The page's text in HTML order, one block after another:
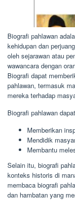
Biografi pahlawan
kehidupan dan
oleh sejarawan atau
wawancara dengan
Biografi dapat
pahlawan, termasuk
mereka terhadap
Biografi pahlawan
Memberikan
Mendidik
Membantu
Selain itu, biografi
konteks historis di
membaca biografi
dan hambatan yang